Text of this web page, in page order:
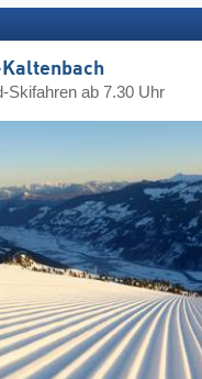
Skifahren ab 7.30 Uhr